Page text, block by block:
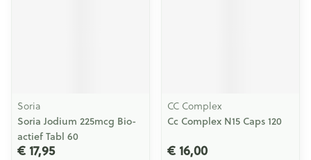
Soria
Soria Jodium 225mcg Bio-
actief Tabl 60
€ 17,95
CC Complex
Cc Complex N15 Caps 120
€ 16,00